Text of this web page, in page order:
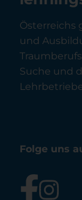
Österreichs
und
Suche und
Folge uns